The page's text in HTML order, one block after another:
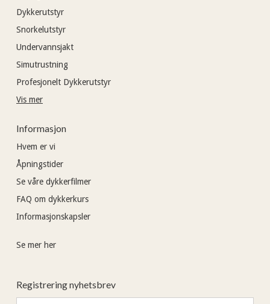
Dykkerutstyr
Snorkelutstyr
Undervannsjakt
Simutrustning
Profesjonelt Dykkerutstyr
Vis mer
Informasjon
Hvem er vi
Åpningstider
Se våre dykkerfilmer
FAQ om dykkerkurs
Informasjonskapsler
Se mer her
Registrering nyhetsbrev